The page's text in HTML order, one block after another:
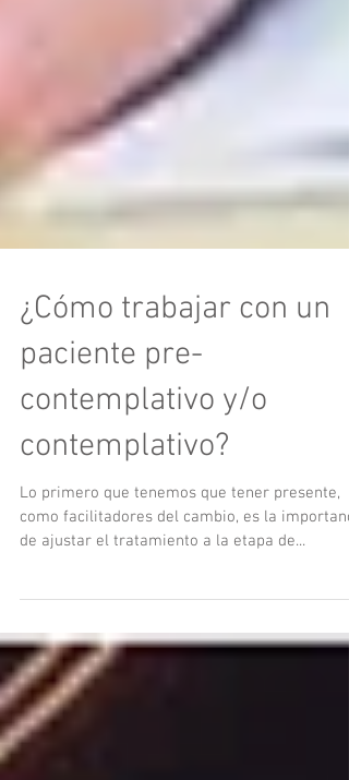
¿Cómo trabajar con un
paciente pre-
contemplativo y/o
contemplativo?
de ajustar el tratamiento a la etapa de...